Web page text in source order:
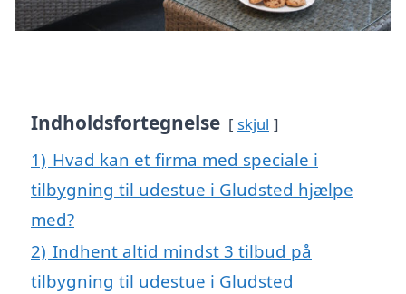
Indholdsfortegnelse skjul
1) Hvad kan et firma med speciale i
tilbygning til udestue i Gludsted hjælpe
med?
2) Indhent altid mindst 3 tilbud på
tilbygning til udestue i Gludsted